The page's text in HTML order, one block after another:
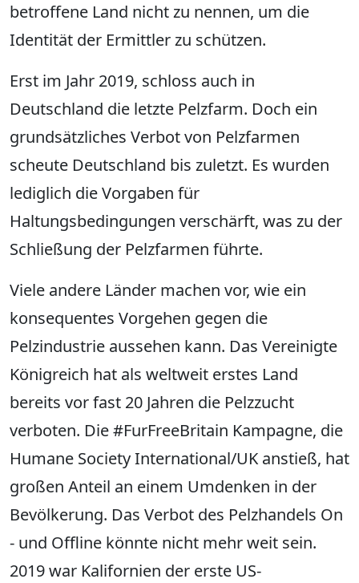
betroffene Land nicht zu nennen, um die
Identität der Ermittler zu schützen.
Erst im Jahr 2019, schloss auch in
Deutschland die letzte Pelzfarm. Doch ein
grundsätzliches Verbot von Pelzfarmen
scheute Deutschland bis zuletzt. Es wurden
lediglich die Vorgaben für
Haltungsbedingungen verschärft, was zu der
Schließung der Pelzfarmen führte.
Viele andere Länder machen vor, wie ein
konsequentes Vorgehen gegen die
Pelzindustrie aussehen kann. Das Vereinigte
Königreich hat als weltweit erstes Land
bereits vor fast 20 Jahren die Pelzzucht
verboten. Die #FurFreeBritain Kampagne, die
Humane Society International/UK anstieß, hat
großen Anteil an einem Umdenken in der
Bevölkerung. Das Verbot des Pelzhandels On
- und Offline könnte nicht mehr weit sein.
2019 war Kalifornien der erste US-